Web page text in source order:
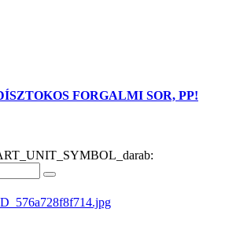
FORGALMI SOR, PP!